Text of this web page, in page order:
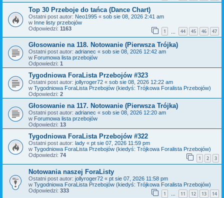
Top 30 Przeboje do tańca (Dance Chart)
Ostatni post autor: Neo1995 « sob sie 08, 2026 2:41 am
w Inne listy przebojów
Odpowiedzi: 1163 1 44 45 46 47
Głosowanie na 118. Notowanie (Pierwsza Trójka)
Ostatni post autor: adrianec « sob sie 08, 2026 12:42 am
w Forumowa lista przebojów
Odpowiedzi: 1
Tygodniowa ForaLista Przebojów #323
Ostatni post autor: jollyroger72 « sob sie 08, 2026 12:22 am
w Tygodniowa ForaLista Przebojów (kiedyś: Trójkowa Foralista Przebojów)
Odpowiedzi: 2
Głosowanie na 117. Notowanie (Pierwsza Trójka)
Ostatni post autor: adrianec « sob sie 08, 2026 12:20 am
w Forumowa lista przebojów
Odpowiedzi: 13
Tygodniowa ForaLista Przebojów #322
Ostatni post autor: lady « pt sie 07, 2026 11:59 pm
w Tygodniowa ForaLista Przebojów (kiedyś: Trójkowa Foralista Przebojów)
Odpowiedzi: 74 1 2 3
Notowania naszej ForaListy
Ostatni post autor: jollyroger72 « pt sie 07, 2026 11:58 pm
w Tygodniowa ForaLista Przebojów (kiedyś: Trójkowa Foralista Przebojów)
Odpowiedzi: 333 1 … 11 12 13 14